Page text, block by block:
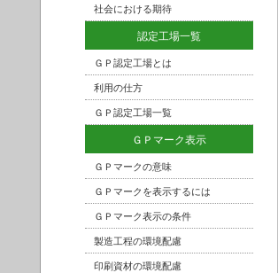
社会における期待
認定工場一覧
ＧＰ認定工場とは
利用の仕方
ＧＰ認定工場一覧
ＧＰマーク表示
ＧＰマークの意味
ＧＰマークを表示するには
ＧＰマーク表示の条件
製造工程の環境配慮
印刷資材の環境配慮